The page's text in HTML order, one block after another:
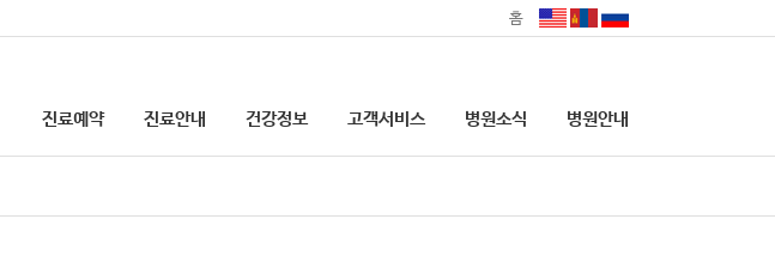
홈
진료예약 진료안내 건강정보 고객서비스 병원소식 병원안내
진료비 결제
의료사회복지
의료기관 본인확인 의무화
)